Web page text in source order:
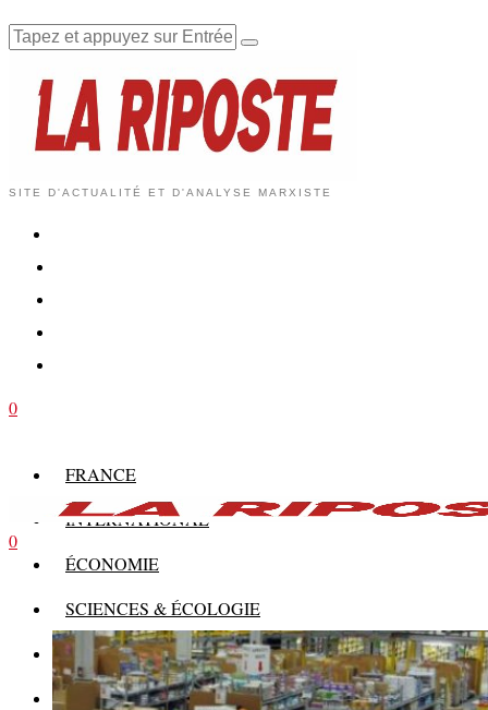
SITE D'ACTUALITÉ ET D'ANALYSE MARXISTE
0
FRANCE
INTERNATIONAL
ÉCONOMIE
SCIENCES & ÉCOLOGIE
HISTOIRE
THÉORIE
0